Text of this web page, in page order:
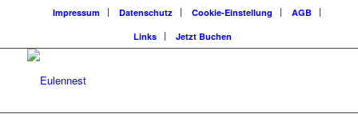
Impressum Datenschutz Cookie-Einstellung
AGB
Links
Jetzt Buchen